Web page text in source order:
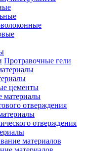
Протравочные гели
цементы
материалы
отверждения
отверждения